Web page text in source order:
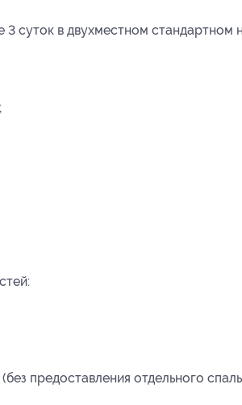
3 суток в двухместном стандартном
предоставления отдельного